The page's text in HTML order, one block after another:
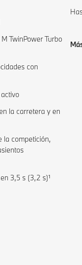
TwinPower Turbo
con
la carretera y en
la competición,
3,5 s (3,2 s)¹